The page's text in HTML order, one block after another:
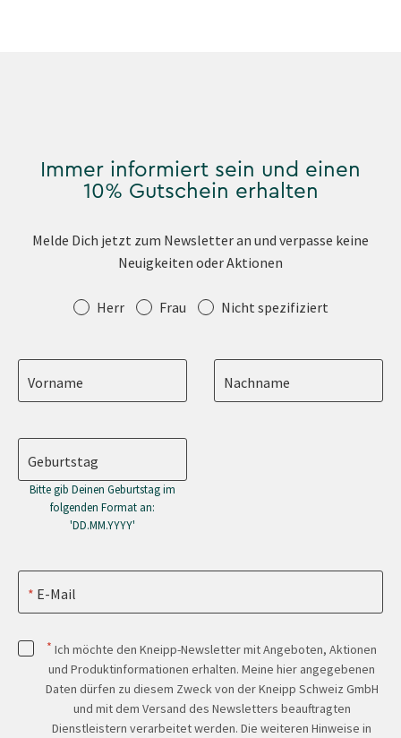
Immer informiert sein und einen
10% Gutschein erhalten
Melde Dich jetzt zum Newsletter an und verpasse keine
Neuigkeiten oder Aktionen
Anrede Herr Frau Nicht spezifiziert
Vorname Nachname
Geburtstag
Bitte gib Deinen Geburtstag im
folgenden Format an:
'DD.MM.YYYY'
E-Mail
* Ich möchte den Kneipp-Newsletter mit Angeboten, Aktionen
und Produktinformationen erhalten. Meine hier angegebenen
Daten dürfen zu diesem Zweck von der Kneipp Schweiz GmbH
und mit dem Versand des Newsletters beauftragten
Dienstleistern verarbeitet werden. Die weiteren Hinweise in